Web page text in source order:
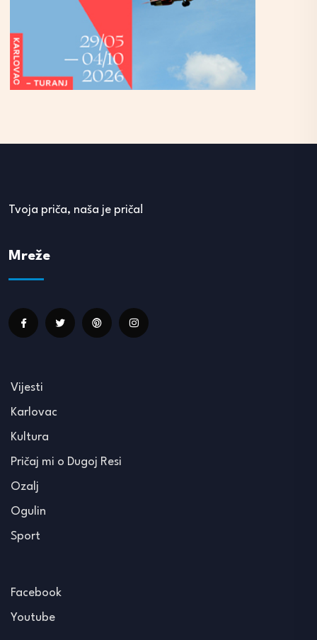
Tvoja priča, naša je priča!
Mreže
Vijesti
Karlovac
Kultura
Pričaj mi o Dugoj Resi
Ozalj
Ogulin
Sport
Facebook
Youtube